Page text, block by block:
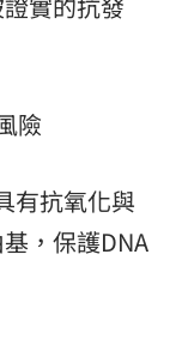
險
有抗氧化與
，保護DNA